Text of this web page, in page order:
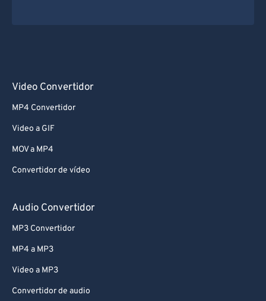
Video Convertidor
MP4 Convertidor
Video a GIF
MOV a MP4
Convertidor de vídeo
Audio Convertidor
MP3 Convertidor
MP4 a MP3
Video a MP3
Convertidor de audio